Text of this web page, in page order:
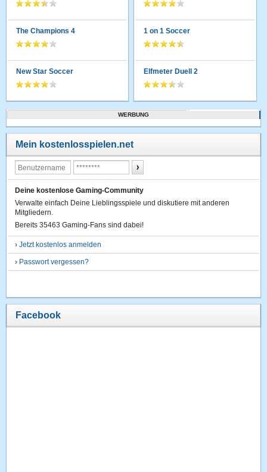
The Champions 4
New Star Soccer
1 on 1 Soccer
Elfmeter Duell 2
WERBUNG
Mein kostenlosspielen.net
Deine kostenlose Gaming-Community
Verwalte einfach Deine Lieblingsspiele und diskutiere mit anderen
Mitgliedern.
Bereits 35463 Gaming-Fans sind dabei!
›Jetzt kostenlos anmelden
› Passwort vergessen?
Facebook